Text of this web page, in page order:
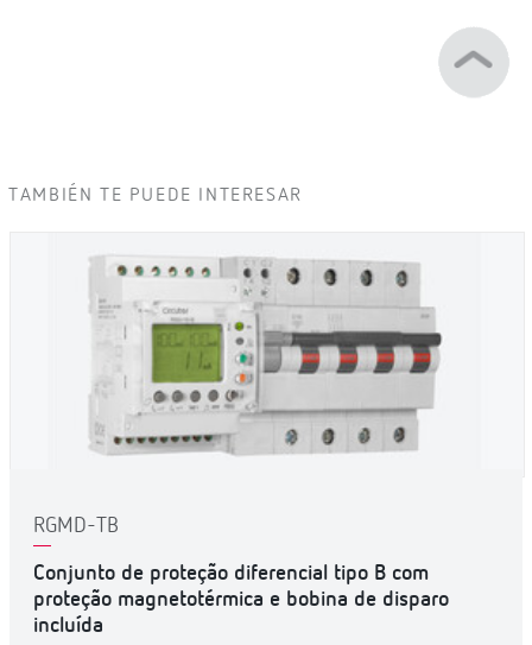
TAMBIÉN TE PUEDE INTERESAR
RGMD-TB
Conjunto de proteção diferencial tipo B com
proteção magnetotérmica e bobina de disparo
incluída